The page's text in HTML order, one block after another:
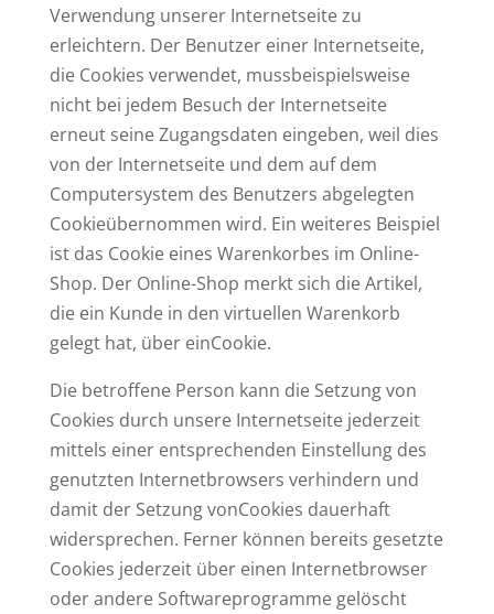
Verwendung unserer Internetseite zu
erleichtern. Der Benutzer einer Internetseite,
die Cookies verwendet, mussbeispielsweise
nicht bei jedem Besuch der Internetseite
erneut seine Zugangsdaten eingeben, weil dies
von der Internetseite und dem auf dem
Computersystem des Benutzers abgelegten
Cookieübernommen wird. Ein weiteres Beispiel
ist das Cookie eines Warenkorbes im Online-
Shop. Der Online-Shop merkt sich die Artikel,
die ein Kunde in den virtuellen Warenkorb
gelegt hat, über einCookie.
Die betroffene Person kann die Setzung von
Cookies durch unsere Internetseite jederzeit
mittels einer entsprechenden Einstellung des
genutzten Internetbrowsers verhindern und
damit der Setzung vonCookies dauerhaft
widersprechen. Ferner können bereits gesetzte
Cookies jederzeit über einen Internetbrowser
oder andere Softwareprogramme gelöscht